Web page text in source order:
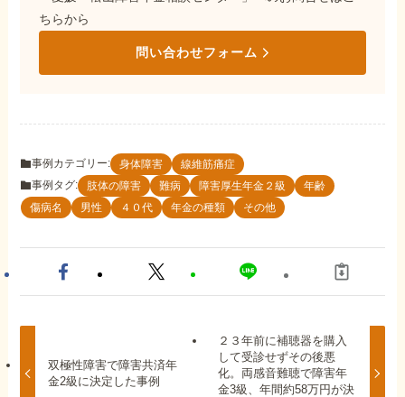
ちらから
問い合わせフォーム
事例カテゴリー: 身体障害
線維筋痛症
事例タグ:
肢体の障害 難病 障害厚生年金２級
年齢
傷病名
男性 ４０代 年金の種類 その他
双極性障害で障害共済年
金2級に決定した事例
２３年前に補聴器を購入
して受診せずその後悪
化。両感音難聴で障害年
金3級、年間約58万円が決